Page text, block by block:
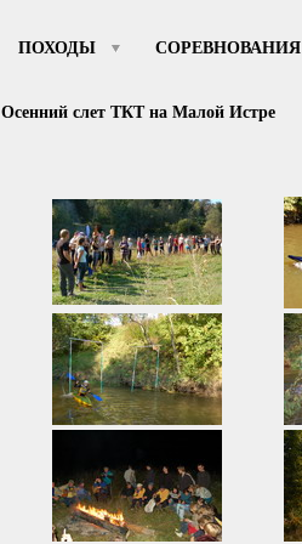
ПОХОДЫ СОРЕВНОВАНИЯ
Осенний слет ТКТ на Малой Истре